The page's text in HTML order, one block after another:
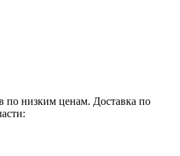
по низким ценам. Доставка по